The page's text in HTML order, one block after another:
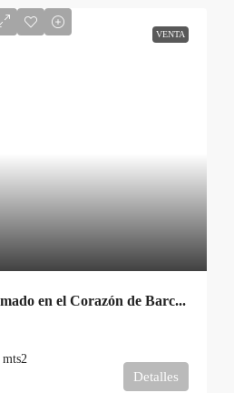
VENTA
Exclusivo Piso Reformado en el Corazón de Barcelona: Estilo y Confort a Tu Alcance
mts2
Detalles